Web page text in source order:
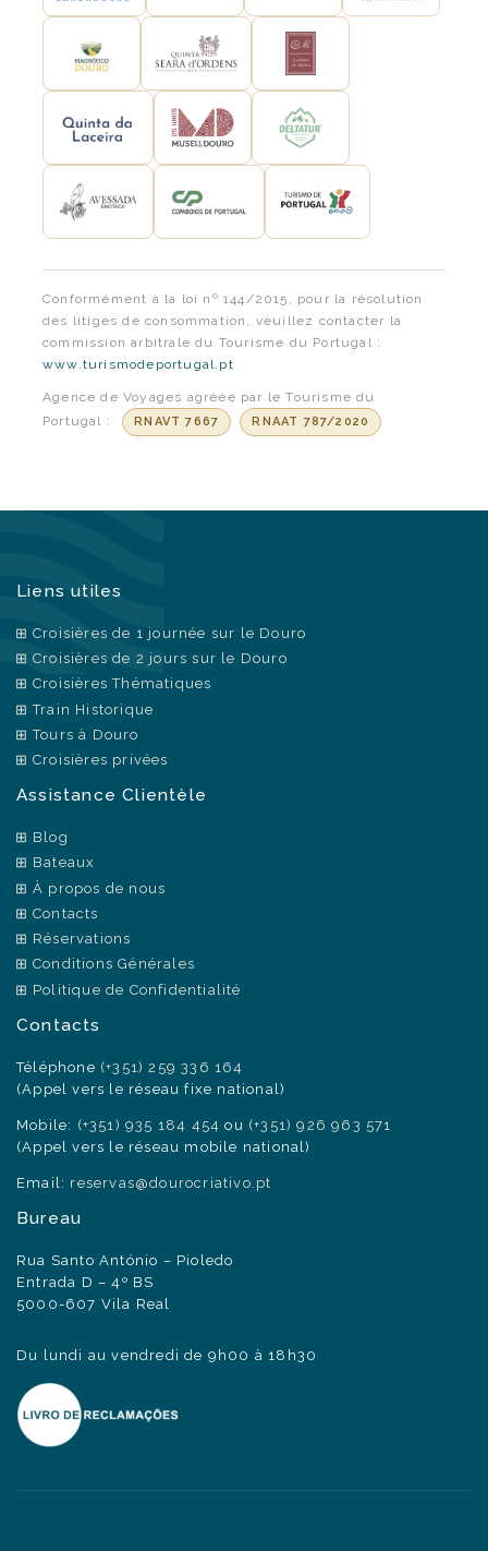
Conformément à la loi nº 144/2015, pour la résolution
des litiges de consommation, veuillez contacter la
commission arbitrale du Tourisme du Portugal :
www.turismodeportugal.pt
Agence de Voyages agréée par le Tourisme du
Portugal :
RNAVT 7667 RNAAT 787/2020
Liens utiles
Croisières de 1 journée sur le Douro
Croisières de 2 jours sur le Douro
Croisières Thématiques
Train Historique
Tours à Douro
Croisières privées
Assistance Clientèle
Blog
Bateaux
À propos de nous
Contacts
Réservations
Conditions Générales
Politique de Confidentialité
Contacts
Téléphone (+351) 259 336 164
(Appel vers le réseau fixe national)
Mobile: (+351) 935 184 454 ou (+351) 926 963 571
(Appel vers le réseau mobile national)
Email: reservas@dourocriativo.pt
Bureau
Rua Santo António – Pioledo
Entrada D – 4º BS
5000-607 Vila Real
Du lundi au vendredi de 9h00 à 18h30